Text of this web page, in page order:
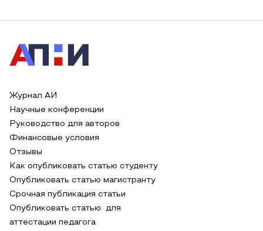
Журнал АИ
Научные конференции
Руководство для авторов
Финансовые условия
Отзывы
Как опубликовать статью студенту
Опубликовать статью магистранту
Срочная публикация статьи
Опубликовать статью для
аттестации педагога